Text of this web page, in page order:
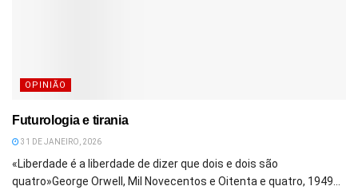
OPINIÃO
Futurologia e tirania
31 DE JANEIRO, 2026
«Liberdade é a liberdade de dizer que dois e dois são
quatro»George Orwell, Mil Novecentos e Oitenta e quatro, 1949...